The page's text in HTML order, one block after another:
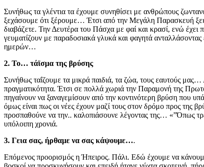
Συνήθως τα γλέντια τα έχουμε συνηθίσει με ανθρώπους
ξεχάσουμε ότι ξέρουμε… Έτσι από την Μεγάλη Παρασκευή
διαβάζετε. Την Δευτέρα του Πάσχα με φαί και κρασί, ενώ έχει
γευματίζουν με παραδοσιακά γλυκά και φαγητά
ημερών…
2. Το… τάϊσμα της βρύσης
Συνήθως ταΐζουμε τα μικρά παιδιά, τα ζώα, τους εαυτούς
πραγματικότητα. Έτσι σε πολλά χωριά την Παραμονή της
πηγαίνουν να ξαναγεμίσουν από την κοντινότερη βρύση που
όμως είναι πως οι νέες έχουν μαζί τους στον δρόμο προς
προσπαθούνε να την.. καλοπιάσουνε λέγοντας της… «”Όπως
υπόλοιπη χρονιά.
3. Γεια σας, ήρθαμε να σας κάψουμε….
Επόμενος προορισμός η Ήπειρος. Πάλι. Εδώ έχουμε να